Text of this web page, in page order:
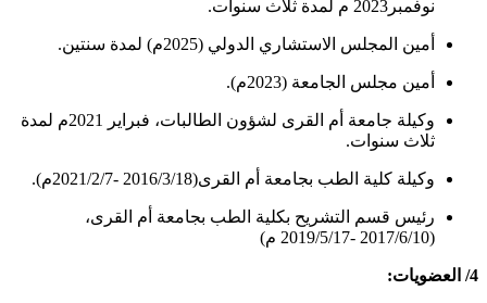
نوفمبر2023 م لمدة ثلاث سنوات.
أمين المجلس الاستشاري الدولي (2025م) لمدة سنتين.
أمين مجلس الجامعة (2023م).
وكيلة جامعة أم القرى لشؤون الطالبات، فبراير 2021م لمدة
ثلاث سنوات.
وكيلة كلية الطب بجامعة أم القرى(2016/3/18 -2021/2/7م).
رئيس قسم التشريح بكلية الطب بجامعة أم القرى،
(2017/6/10 -2019/5/17 م)
4/ العضويات: